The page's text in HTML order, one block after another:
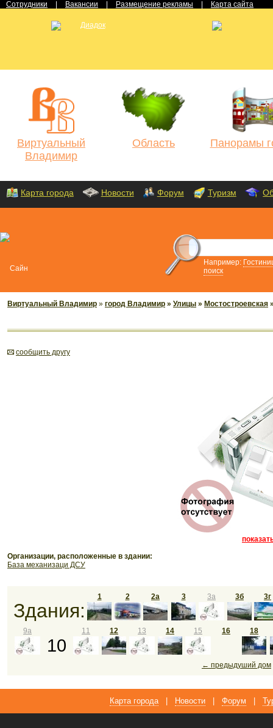
Сотрудники Вакансии Размещение рекламы Карта сайта
Виртуальный
Владимир
Область Панорамы
Карта города Новости Форум Туризм
Например:
поиск
Виртуальный Владимир » город Владимир » Улицы » Мостостроевская
cообщить другу
Организации, расположенные в здании:
База механизаци ДСУ
Здания:
1 2 2а 3 3а 3б 3г
9а
10
11 12 13 14 15 16 18
← предыдуший дом
Карта города Новости Форум